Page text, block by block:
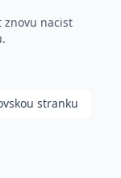
znovu nacist
stranku